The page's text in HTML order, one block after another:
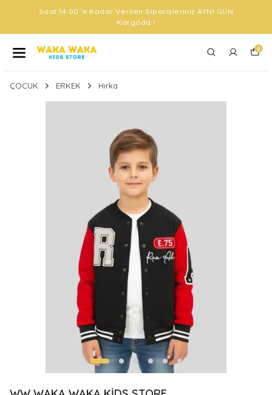
Saat 14:00 'e Kadar Verilen Siparişleriniz AYNI GÜN
Kargoda !
0
ÇOCUK ERKEK Hırka